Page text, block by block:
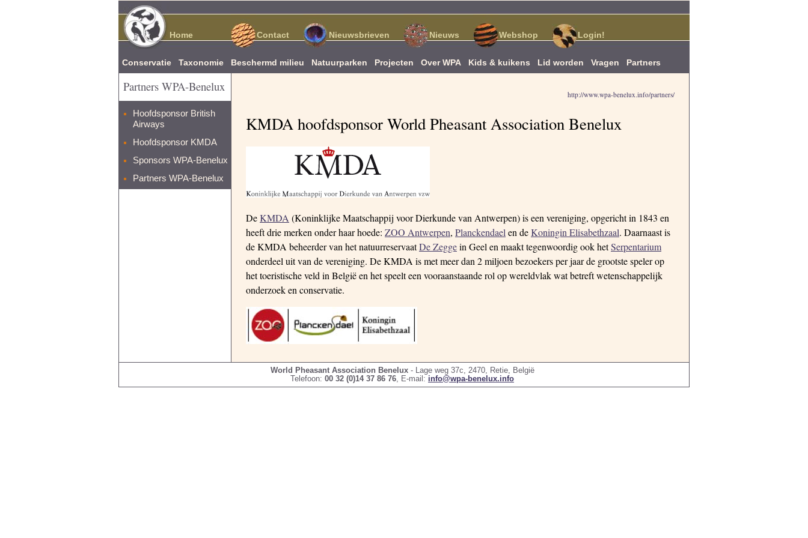
Partners WPA-Benelux
Hoofdsponsor British
Airways
Hoofdsponsor KMDA
Sponsors WPA-Benelux
Partners WPA-Benelux
http://www.wpa-benelux.info/partners/
KMDA hoofdsponsor World Pheasant Association Benelux
DeKMDA (Koninklijke Maatschappij voor Dierkunde van Antwerpen) is een vereniging, opgericht in 1843 en
heeft drie merken onder haar hoede: ZOO Antwerpen, Planckendaelen deKoningin Elisabethzaal. Daarnaast is
de KMDA beheerder van het natuurreservaatDe Zeggein Geel en maakt tegenwoordig ook hetSerpentarium
onderdeel uit van de vereniging. De KMDA is met meer dan 2 miljoen bezoekers per jaar de grootste speler op
het toeristische veld in België en het speelt een vooraanstaande rol op wereldvlak wat betreft wetenschappelijk
onderzoek en conservatie.
Home Contact Nieuwsbrieven Nieuws Webshop Login!
Conservatie Taxonomie Beschermd milieu Natuurparken Projecten Over WPA Kids & kuikens Lid worden Vragen Partners
World Pheasant Association Benelux- Lage weg 37c, 2470, Retie, België
Telefoon: 00 32 (0)14 37 86 76, E-mail: info@wpa-benelux.info